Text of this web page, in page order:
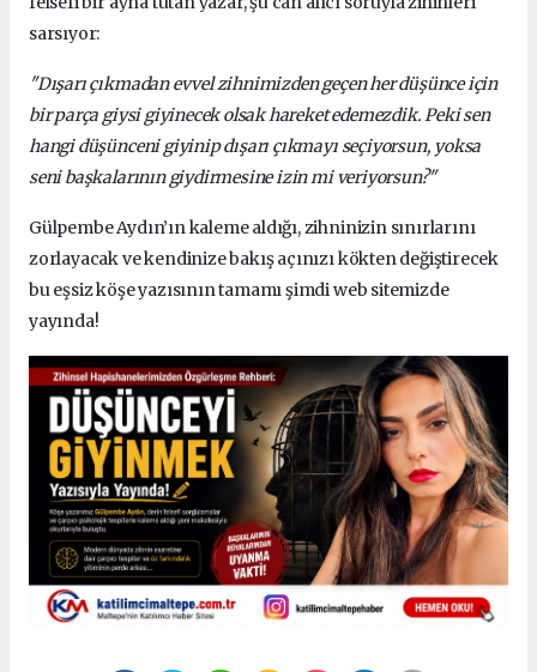
sarsıyor:
"Dışarı çıkmadan evvel zihnimizden geçen her düşünce için
bir parça giysi giyinecek olsak hareket edemezdik. Peki sen
hangi düşünceni giyinip dışarı çıkmayı seçiyorsun, yoksa
seni başkalarının giydirmesine izin mi veriyorsun?"
Gülpembe Aydın’ın kaleme aldığı, zihninizin sınırlarını
zorlayacak ve kendinize bakış açınızı kökten değiştirecek
bu eşsiz köşe yazısının tamamı şimdi web sitemizde
yayında!